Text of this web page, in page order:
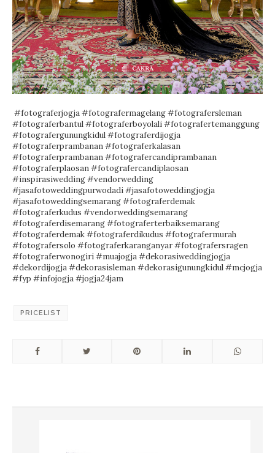
#fotograferjogja #fotografermagelang #fotografersleman
#fotograferbantul #fotograferboyolali #fotografertemanggung
#fotografergunungkidul #fotograferdijogja
#fotograferprambanan #fotograferkalasan
#fotograferprambanan #fotografercandiprambanan
#fotograferplaosan #fotografercandiplaosan
#inspirasiwedding #vendorwedding
#jasafotoweddingpurwodadi #jasafotoweddingjogja
#jasafotoweddingsemarang #fotograferdemak
#fotograferkudus #vendorweddingsemarang
#fotograferdisemarang #fotograferterbaiksemarang
#fotograferdemak #fotograferdikudus #fotografermurah
#fotografersolo #fotograferkaranganyar #fotografersragen
#fotograferwonogiri #muajogja #dekorasiweddingjogja
#dekordijogja #dekorasisleman #dekorasigunungkidul #mcjogja
#fyp #infojogja #jogja24jam
PRICELIST